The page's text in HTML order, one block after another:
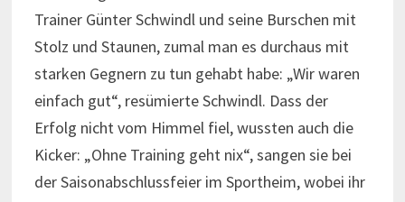
Trainer Günter Schwindl und seine Burschen mit
Stolz und Staunen, zumal man es durchaus mit
starken Gegnern zu tun gehabt habe: „Wir waren
einfach gut“, resümierte Schwindl. Dass der
Erfolg nicht vom Himmel fiel, wussten auch die
Kicker: „Ohne Training geht nix“, sangen sie bei
der Saisonabschlussfeier im Sportheim, wobei ihr